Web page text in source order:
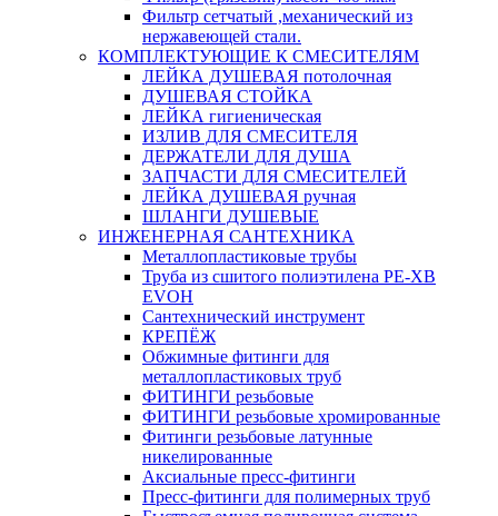
Фильтр сетчатый ,механический из
нержавеющей стали.
КОМПЛЕКТУЮЩИЕ К СМЕСИТЕЛЯМ
ЛЕЙКА ДУШЕВАЯ потолочная
ДУШЕВАЯ СТОЙКА
ЛЕЙКА гигиеническая
ИЗЛИВ ДЛЯ СМЕСИТЕЛЯ
ДЕРЖАТЕЛИ ДЛЯ ДУША
ЗАПЧАСТИ ДЛЯ СМЕСИТЕЛЕЙ
ЛЕЙКА ДУШЕВАЯ ручная
ШЛАНГИ ДУШЕВЫЕ
ИНЖЕНЕРНАЯ САНТЕХНИКА
Металлопластиковые трубы
Труба из сшитого полиэтилена PE-XB
EVOH
Сантехнический инструмент
КРЕПЁЖ
Обжимные фитинги для
металлопластиковых труб
ФИТИНГИ резьбовые
ФИТИНГИ резьбовые хромированные
Фитинги резьбовые латунные
никелированные
Аксиальные пресс-фитинги
Пресс-фитинги для полимерных труб